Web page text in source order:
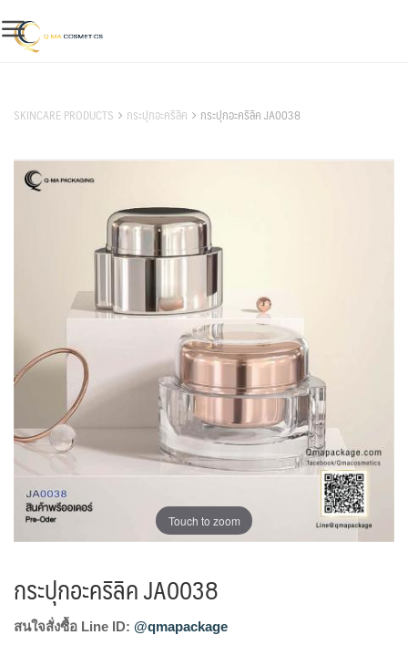
to
content
SKINCARE PRODUCTS กระปุกอะคริลิค กระปุกอะคริลิค JA0038
Touch to zoom
กระปุกอะคริลิค JA0038
สนใจสั่งซื้อ Line ID: @qmapackage